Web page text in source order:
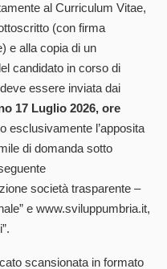
al Curriculum Vitae,
(con firma
e alla copia di un
candidato in corso di
essere inviata dai
17 Luglio 2026, ore
esclusivamente l’apposita
di domanda sotto
società trasparente –
e www.sviluppumbria.it,
scansionata in formato